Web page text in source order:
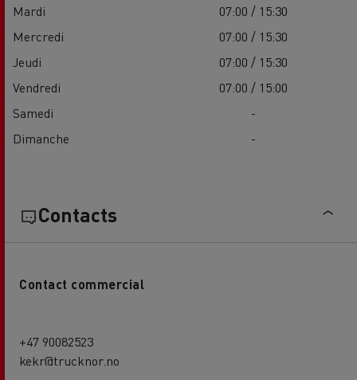
Mardi
07:00 / 15:30
Mercredi
07:00 / 15:30
Jeudi
07:00 / 15:30
Vendredi
07:00 / 15:00
Samedi
-
Dimanche
-
Contacts
Contact commercial
+47 90082523
kekr@trucknor.no